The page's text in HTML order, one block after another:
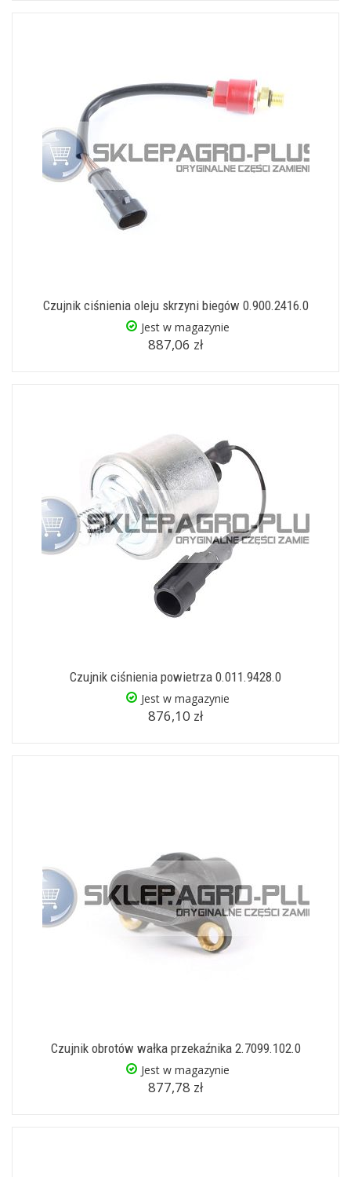
Czujnik ciśnienia oleju skrzyni biegów 0.900.2416.0
Jest w magazynie
887,06 zł
Czujnik ciśnienia powietrza 0.011.9428.0
Jest w magazynie
876,10 zł
Czujnik obrotów wałka przekaźnika 2.7099.102.0
Jest w magazynie
877,78 zł